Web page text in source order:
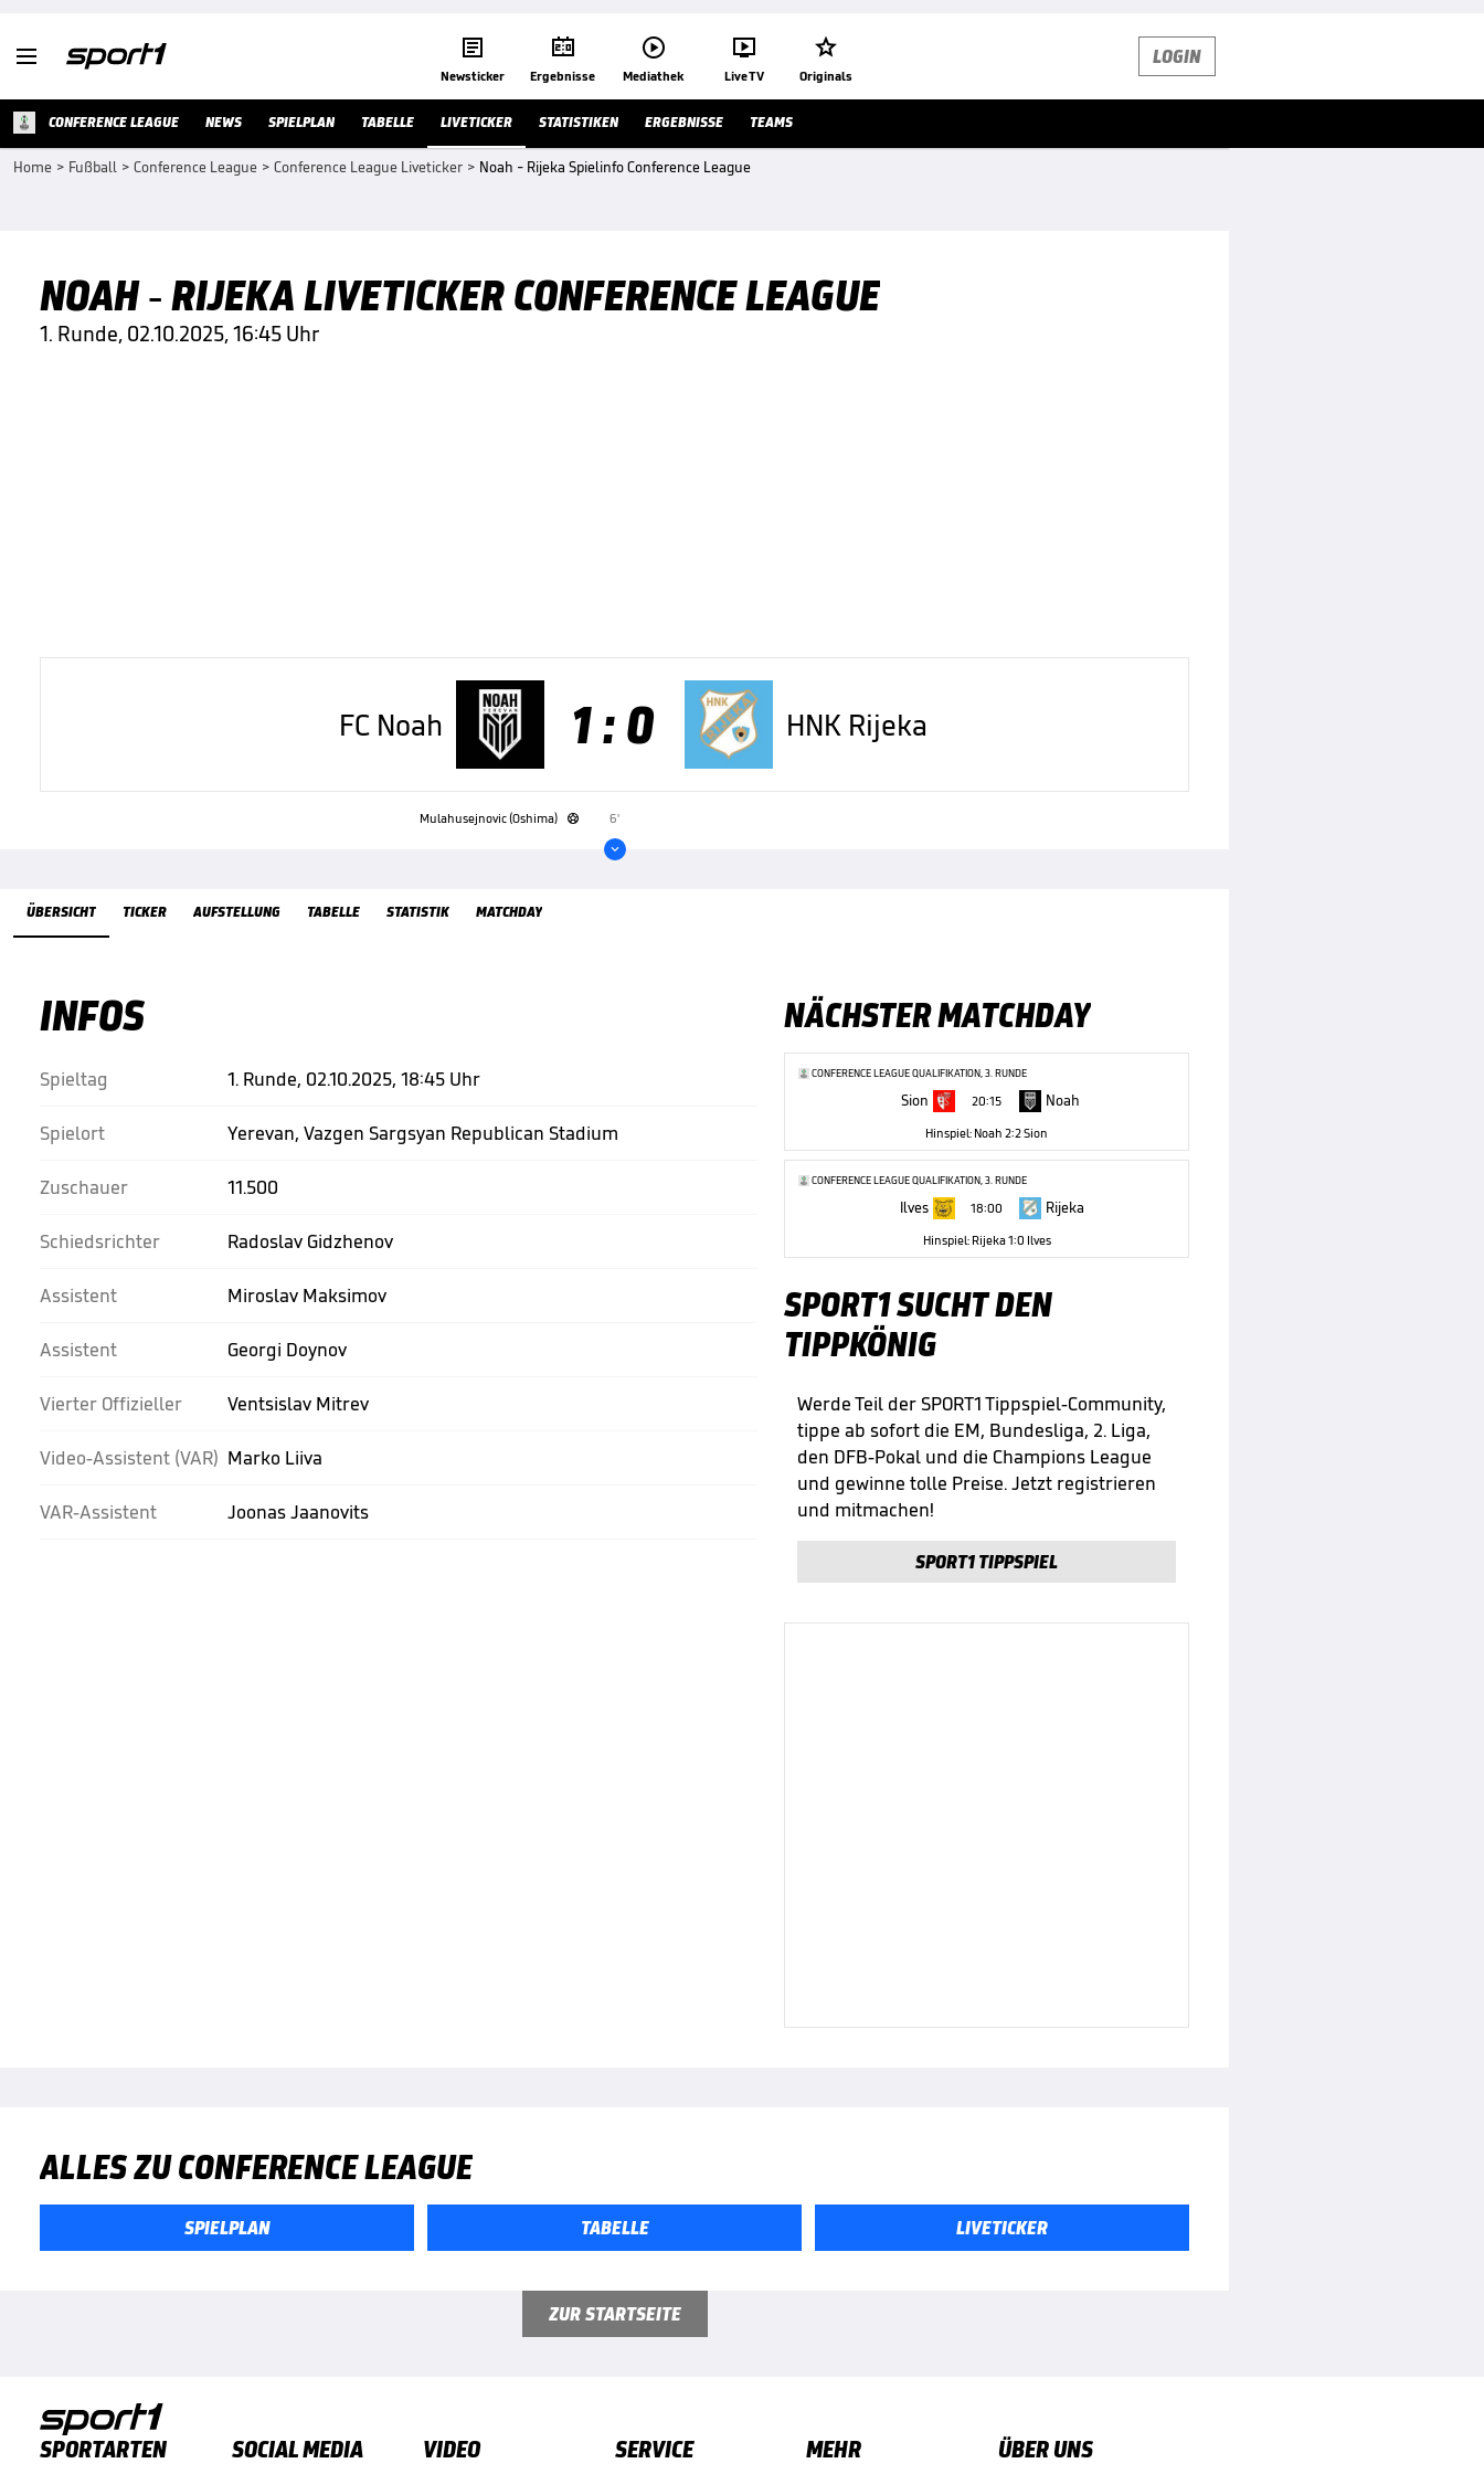
 
Newsticker

Ergebnisse

Mediathek

Live TV

Originals
LOGIN
CONFERENCE LEAGUE NEWS SPIELPLAN TABELLE LIVETICKER STATISTIKEN ERGEBNISSE TEAMS
Home > Fußball > Conference League > Conference League Liveticker > Noah - Rijeka Spielinfo Conference League
NOAH - RIJEKA LIVETICKER CONFERENCE LEAGUE
1. Runde, 02.10.2025, 16:45 Uhr
FC Noah 1 : 0 HNK Rijeka
Mulahusejnovic (Oshima)  6'

ÜBERSICHT TICKER AUFSTELLUNG TABELLE STATISTIK MATCHDAY
Übersicht
INFOS
Spieltag
Spielort
Zuschauer
Schiedsrichter
Assistent
Assistent
Vierter Offizieller
Video-Assistent (VAR)
VAR-Assistent
1. Runde, 02.10.2025, 18:45 Uhr
Yerevan, Vazgen Sargsyan Republican Stadium
11.500
Radoslav Gidzhenov
Miroslav Maksimov
Georgi Doynov
Ventsislav Mitrev
Marko Liiva
Joonas Jaanovits
NÄCHSTER MATCHDAY
CONFERENCE LEAGUE QUALIFIKATION, 3. RUNDE
Sion 20:15 Noah
Hinspiel: Noah 2:2 Sion
CONFERENCE LEAGUE QUALIFIKATION, 3. RUNDE
Ilves 18:00 Rijeka
Hinspiel: Rijeka 1:0 Ilves
SPORT1 SUCHT DEN
TIPPKÖNIG
Werde Teil der SPORT1 Tippspiel-Community,
tippe ab sofort die EM, Bundesliga, 2. Liga,
den DFB-Pokal und die Champions League
und gewinne tolle Preise. Jetzt registrieren
und mitmachen!
SPORT1 TIPPSPIEL
ALLES ZU CONFERENCE LEAGUE
SPIELPLAN TABELLE LIVETICKER
ZUR STARTSEITE
SPORTARTEN SOCIAL MEDIA VIDEO SERVICE MEHR ÜBER UNS